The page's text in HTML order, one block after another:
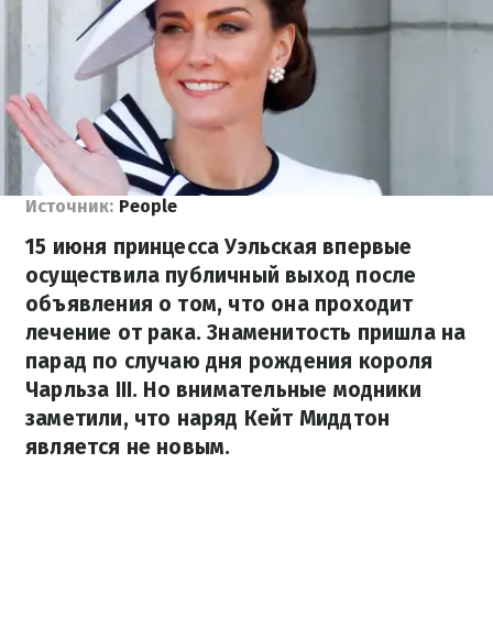
Источник: People
15 июня принцесса Уэльская впервые
осуществила публичный выход после
объявления о том, что она проходит
лечение от рака. Знаменитость пришла на
парад по случаю дня рождения короля
Чарльза III. Но внимательные модники
заметили, что наряд Кейт Миддтон
является не новым.